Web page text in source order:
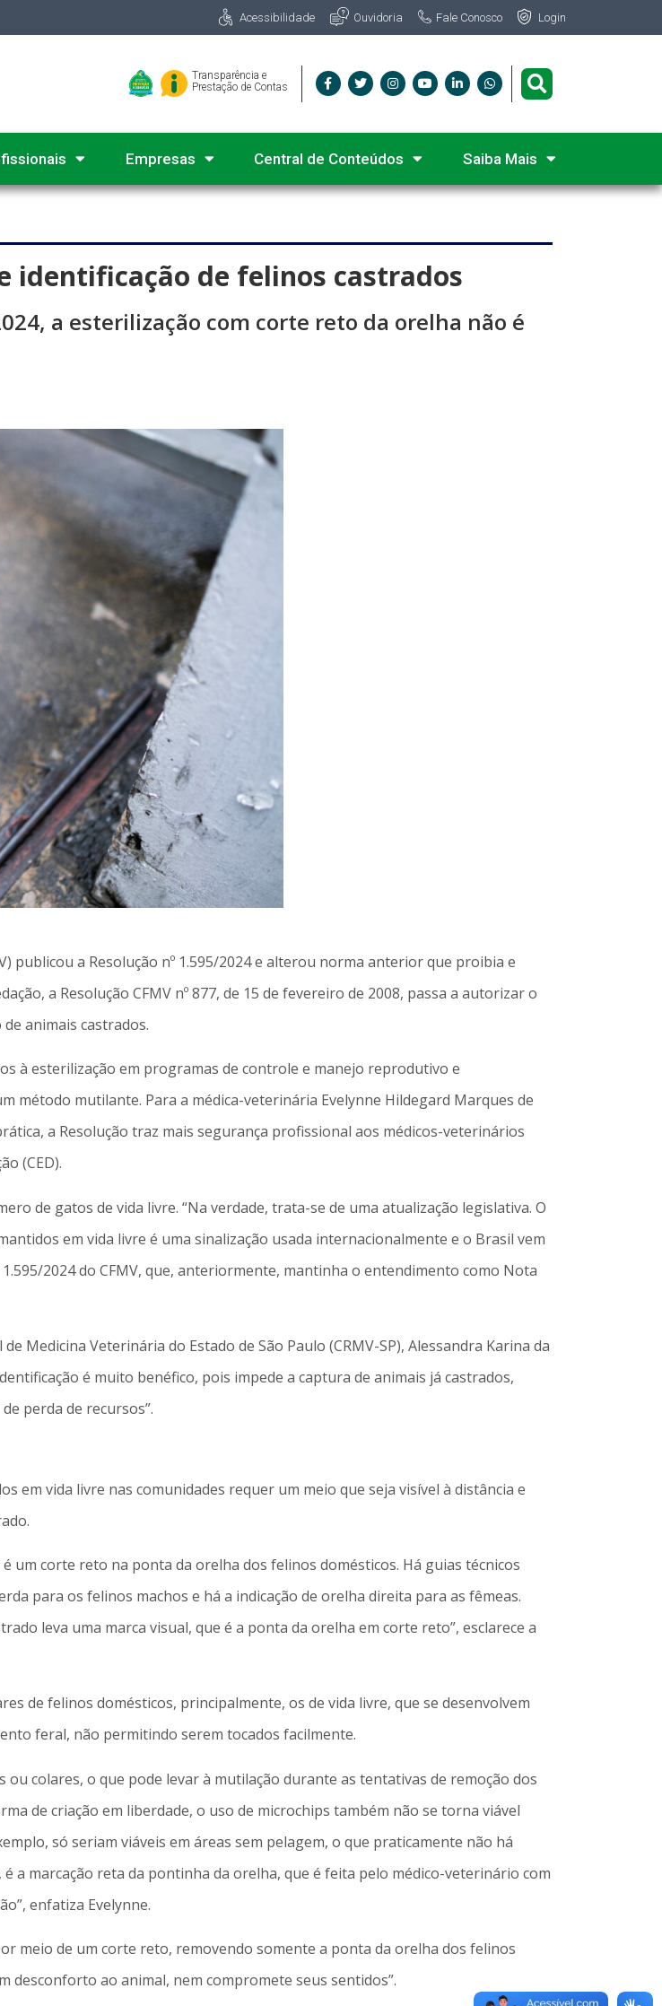
Acessibilidade Ouvidoria Fale Conosco Login
Transparência e
Prestação de Contas
Empresas Central de Conteúdos Saiba Mais
identificação de felinos castrados
a esterilização com corte reto da orelha não é
publicou a Resolução nº 1.595/2024 e alterou norma anterior que proibia e
a Resolução CFMV nº 877, de 15 de fevereiro de 2008, passa a autorizar o
animais castrados.
à esterilização em programas de controle e manejo reprodutivo e
método mutilante. Para a médica-veterinária Evelynne Hildegard Marques de
a Resolução traz mais segurança profissional aos médicos-veterinários
(CED).
de gatos de vida livre. “Na verdade, trata-se de uma atualização legislativa. O
em vida livre é uma sinalização usada internacionalmente e o Brasil vem
2024 do CFMV, que, anteriormente, mantinha o entendimento como Nota
Medicina Veterinária do Estado de São Paulo (CRMV-SP), Alessandra Karina da
é muito benéfico, pois impede a captura de animais já castrados,
perda de recursos”.
em vida livre nas comunidades requer um meio que seja visível à distância e
um corte reto na ponta da orelha dos felinos domésticos. Há guias técnicos
para os felinos machos e há a indicação de orelha direita para as fêmeas.
leva uma marca visual, que é a ponta da orelha em corte reto”, esclarece a
de felinos domésticos, principalmente, os de vida livre, que se desenvolvem
feral, não permitindo serem tocados facilmente.
colares, o que pode levar à mutilação durante as tentativas de remoção dos
de criação em liberdade, o uso de microchips também não se torna viável
só seriam viáveis em áreas sem pelagem, o que praticamente não há
a marcação reta da pontinha da orelha, que é feita pelo médico-veterinário com
enfatiza Evelynne.
meio de um corte reto, removendo somente a ponta da orelha dos felinos
desconforto ao animal, nem compromete seus sentidos”.